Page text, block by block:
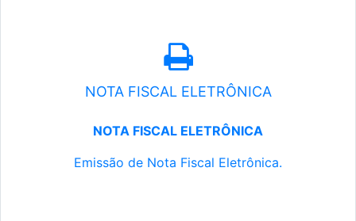
NOTA FISCAL ELETRÔNICA
NOTA FISCAL ELETRÔNICA
Emissão de Nota Fiscal Eletrônica.